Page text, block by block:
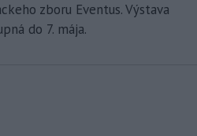
zboru Eventus. Výstava
do 7. mája.